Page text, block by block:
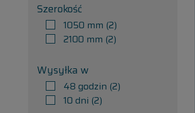
Szerokość
1050 mm (2)
2100 mm (2)
Wysyłka w
48 godzin (2)
10 dni (2)